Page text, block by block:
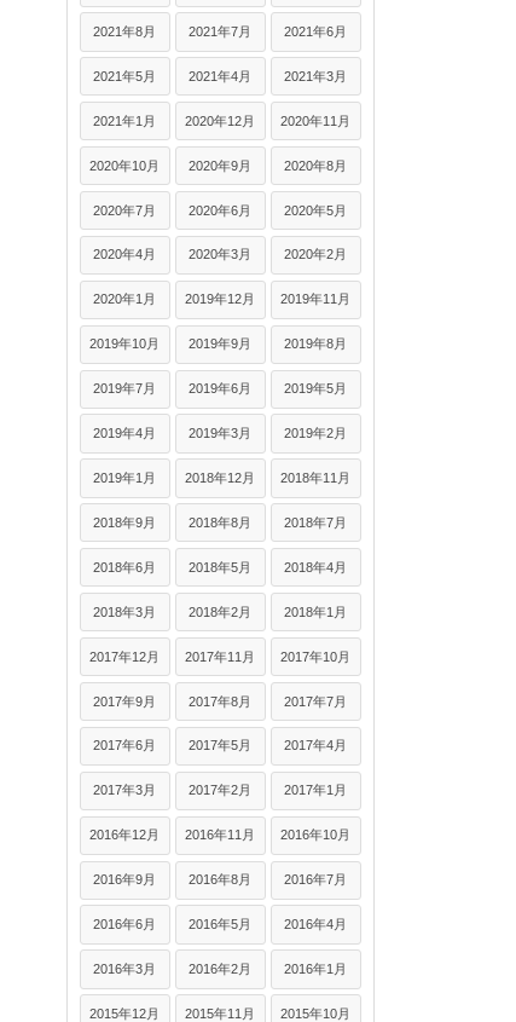
2021年8月 2021年7月 2021年6月
2021年5月 2021年4月 2021年3月
2021年1月 2020年12月 2020年11月
2020年10月 2020年9月 2020年8月
2020年7月 2020年6月 2020年5月
2020年4月 2020年3月 2020年2月
2020年1月 2019年12月 2019年11月
2019年10月 2019年9月 2019年8月
2019年7月 2019年6月 2019年5月
2019年4月 2019年3月 2019年2月
2019年1月 2018年12月 2018年11月
2018年9月 2018年8月 2018年7月
2018年6月 2018年5月 2018年4月
2018年3月 2018年2月 2018年1月
2017年12月 2017年11月 2017年10月
2017年9月 2017年8月 2017年7月
2017年6月 2017年5月 2017年4月
2017年3月 2017年2月 2017年1月
2016年12月 2016年11月 2016年10月
2016年9月 2016年8月 2016年7月
2016年6月 2016年5月 2016年4月
2016年3月 2016年2月 2016年1月
2015年12月 2015年11月 2015年10月